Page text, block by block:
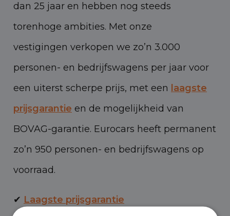
dan 25 jaar en hebben nog steeds
torenhoge ambities. Met onze
vestigingen verkopen we zo’n 3.000
personen- en bedrijfswagens per jaar voor
een uiterst scherpe prijs, met een laagste
prijsgarantie en de mogelijkheid van
BOVAG-garantie. Eurocars heeft permanent
zo’n 950 personen- en bedrijfswagens op
voorraad.
✔ Laagste prijsgarantie